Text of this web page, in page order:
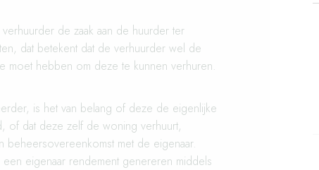
de zaak aan de huurder ter
dat betekent dat de verhuurder wel de
moet hebben om deze te kunnen verhuren.
is het van belang of deze de eigenlijke
of dat deze zelf de woning verhuurt,
met de eigenaar.
eigenaar rendement genereren middels